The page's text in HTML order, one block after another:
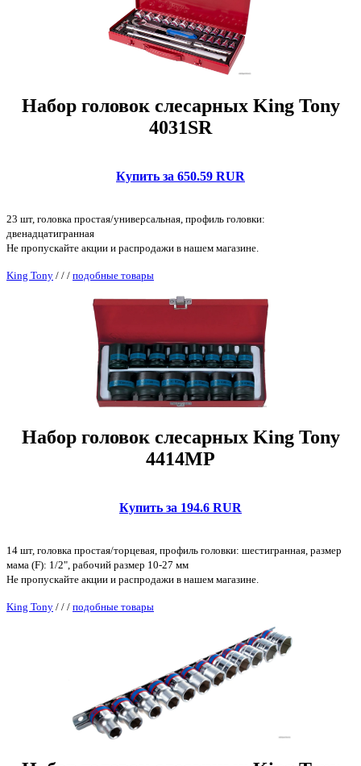
Набор головок слесарных King Tony
4031SR
Купить за 650.59 RUR
23 шт, головка простая/универсальная, профиль головки:
двенадцатигранная
Не пропускайте акции и распродажи в нашем магазине.
King Tony / / / подобные товары
Набор головок слесарных King Tony
4414MP
Купить за 194.6 RUR
14 шт, головка простая/торцевая, профиль головки: шестигранная, размер
мама (F): 1/2", рабочий размер 10-27 мм
Не пропускайте акции и распродажи в нашем магазине.
King Tony / / / подобные товары